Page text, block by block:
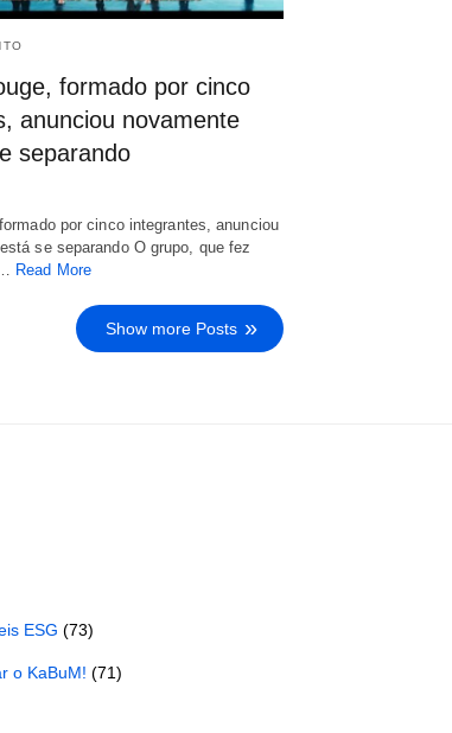
formado por cinco
anunciou novamente
separando
por cinco integrantes, anunciou
se separando O grupo, que fez
Read More
Show more Posts
ESG (73)
o KaBuM! (71)